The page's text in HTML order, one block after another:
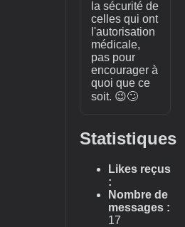
la sécurité de
celles qui ont
l'autorisation
médicale,
pas pour
encourager à
quoi que ce
soit. 😉🙄
Statistiques
Likes reçus
:
Nombre de
messages :
17